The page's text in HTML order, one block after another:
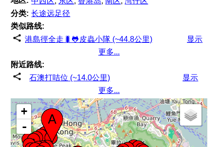
分类: 长途远足径
类似路线:
港島徑全走🐛🐸皮蟲小隊 (~44.8公里)
显示
更多...
附近路线:
石澳打咭位 (~14.0公里)
显示
更多...
+
-